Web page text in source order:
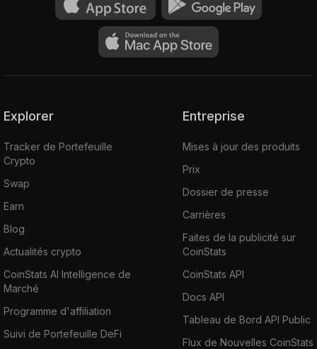
Explorer
Tracker de Portefeuille
Crypto
Swap
Earn
Blog
Actualités crypto
CoinStats AI Intelligence de
Marché
Programme d'affiliation
Suivi de Portefeuille DeFi
Entreprise
Mises à jour des produits
Prix
Dossier de presse
Carrières
Faites de la publicité sur
CoinStats
CoinStats API
Docs API
Tableau de Bord API Public
Flux de Nouvelles CoinStats